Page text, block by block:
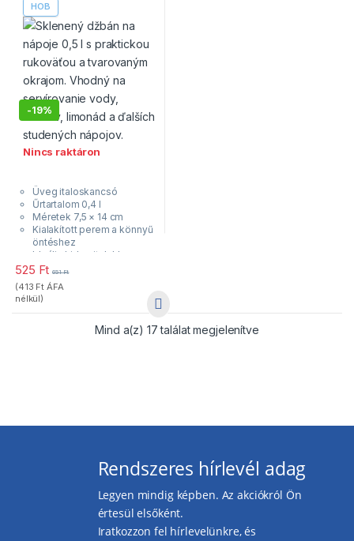
HOB
-19%
Nincs raktáron
Üveg italoskancsó
Űrtartalom 0,4 l
Méretek 7,5 × 14 cm
Kialakított perem a könnyű
öntéshez
Ideális hideg italokhoz
525 Ft 651Ft
(413 Ft ÁFA
nélkül)
Mind a(z) 17 találat megjelenítve
Rendszeres hírlevél adag
Legyen mindig képben. Az akciókról Ön
értesül elsőként.
Iratkozzon fel hírlevelünkre, és